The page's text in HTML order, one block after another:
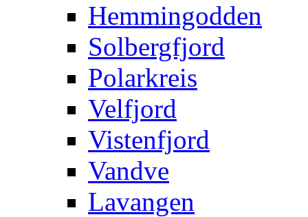
Hemmingodden
Solbergfjord
Polarkreis
Velfjord
Vistenfjord
Vandve
Lavangen